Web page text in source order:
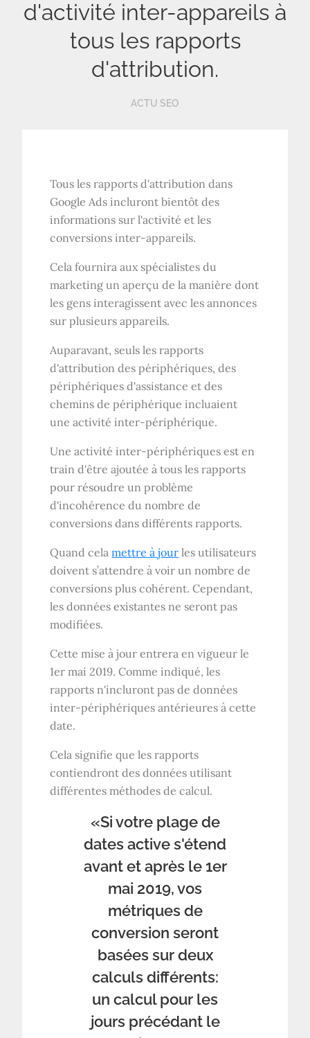
d'activité inter-appareils à
tous les rapports
d'attribution.
ACTU SEO
Tous les rapports d'attribution dans
Google Ads incluront bientôt des
informations sur l'activité et les
conversions inter-appareils.
Cela fournira aux spécialistes du
marketing un aperçu de la manière dont
les gens interagissent avec les annonces
sur plusieurs appareils.
Auparavant, seuls les rapports
d'attribution des périphériques, des
périphériques d'assistance et des
chemins de périphérique incluaient
une activité inter-périphérique.
Une activité inter-périphériques est en
train d'être ajoutée à tous les rapports
pour résoudre un problème
d'incohérence du nombre de
conversions dans différents rapports.
Quand celamettre à jour les utilisateurs
doivent s’attendre à voir un nombre de
conversions plus cohérent. Cependant,
les données existantes ne seront pas
modifiées.
Cette mise à jour entrera en vigueur le
1er mai 2019. Comme indiqué, les
rapports n'incluront pas de données
inter-périphériques antérieures à cette
date.
Cela signifie que les rapports
contiendront des données utilisant
différentes méthodes de calcul.
«Si votre plage de
dates active s'étend
avant et après le 1er
mai 2019, vos
métriques de
conversion seront
basées sur deux
calculs différents:
un calcul pour les
jours précédant le